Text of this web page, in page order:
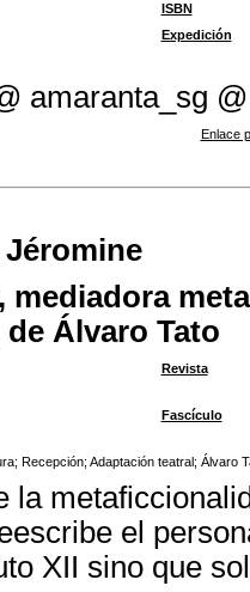
ISBN
Expedición
amaranta_sg @
Enlace
mediadora
Álvaro Tato
Revista
Fascículo
; Recepción; Adaptación teatral; Álvaro
la
el
XII sino que